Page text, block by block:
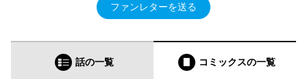
ファンレターを送る
話の一覧 コミックスの一覧